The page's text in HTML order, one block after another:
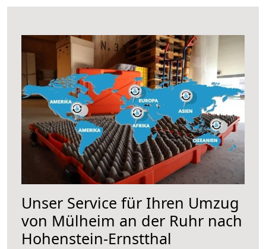
Unser Service für Ihren Umzug
von Mülheim an der Ruhr nach
Hohenstein-Ernstthal